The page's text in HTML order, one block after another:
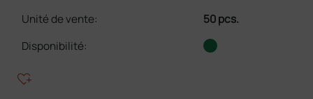
Unité de vente:
50 pcs.
Disponibilité:
heart_plus